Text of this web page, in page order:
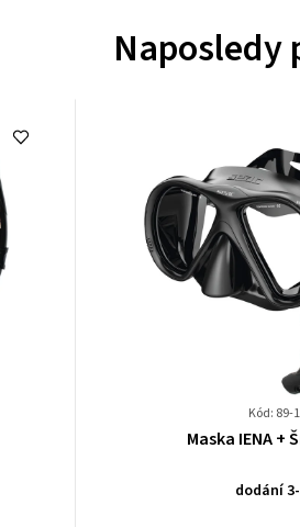
Naposledy
Kód: 89-
Maska IENA +
dodání